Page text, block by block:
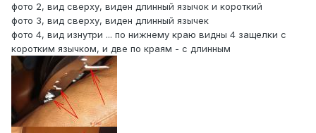
фото 2, вид сверху, виден длинный язычок и короткий
фото 3, вид сверху, виден длинный язычек
фото 4, вид изнутри ... по нижнему краю видны 4 защелки с
коротким язычком, и две по краям - с длинным